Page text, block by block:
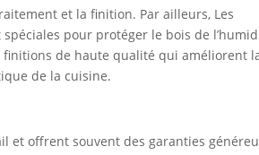
et la finition. Par ailleurs, Les
pour protéger le bois de
de haute qualité qui améliorent
de la cuisine.
et offrent souvent des garanties